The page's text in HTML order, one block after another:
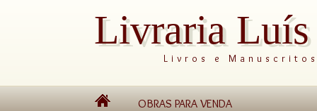
Livraria
Livros e
OBRAS PARA VENDA